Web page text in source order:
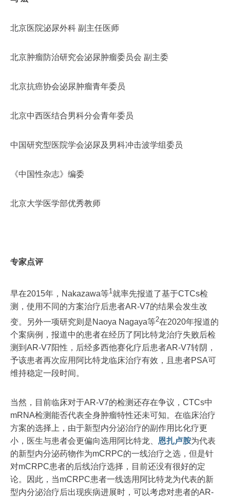
北京医院泌尿外科 副主任医师
北京肿瘤防治研究会泌尿肿瘤委员会 副主委
北京抗癌协会泌尿肿瘤青年委员
北京中西医结合男科分会青年委员
中国研究型医院学会泌尿及男科冲击波学组委员
《中国性杂志》编委
北京大学医学部优秀教师
专家点评
早在2015年，Nakazawa等1 就率先报道了基于CTCs检
测，使用不同的方案治疗后患者AR-V7的结果会发生改
变。另外一项研究则是Naoya Nagaya等2在2020年报道的
个案病例，报道中的患者在经历了阿比特龙治疗失败后检
测到AR-V7阳性，后经多西他赛化疗后患者AR-V7转阴，
予该患者再次应用阿比特龙临床治疗有效，且患者PSA可
维持稳定一段时间。
当然，目前临床对于AR-V7的检测还存在争议，CTCs中
mRNA检测能否代表全身肿瘤特性还未可知。在临床治疗
方案的选择上，由于新型内分泌治疗的副作用比化疗更
小，医生与患者会更偏向选用阿比特龙、 恩扎卢胺为代表
的新型内分泌药物作为mCRPC的一线治疗之选，但是针
对mCRPC患者的后线治疗选择，目前还没有很好的定
论。因此，当mCRPC患者一线选用阿比特龙为代表的新
型内分泌治疗后出现疾病进展时，可以考虑对患者的AR-